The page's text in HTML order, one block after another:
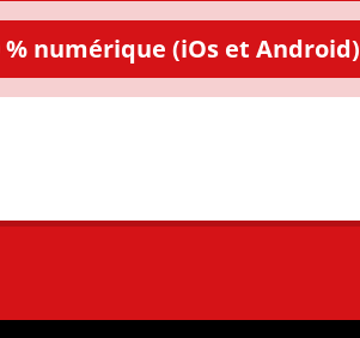
% numérique (iOs et Android)